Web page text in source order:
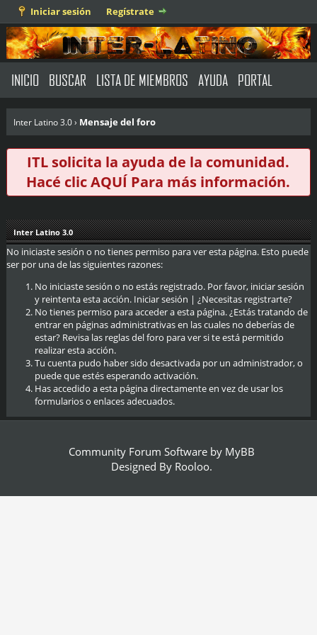
Iniciar sesión Regístrate
INICIO BUSCAR LISTA DE MIEMBROS AYUDA PORTAL
Inter Latino 3.0› Mensaje del foro
ITL solicita la ayuda de la comunidad.
Hacé clicAQUÍ Para más información.
Inter Latino 3.0
No iniciaste sesión o no tienes permiso para ver esta página. Esto puede
ser por una de las siguientes razones:
No iniciaste sesión o no estás registrado. Por favor, iniciar sesión
y reintenta esta acción. Iniciar sesión | ¿Necesitas registrarte?
No tienes permiso para acceder a esta página. ¿Estás tratando de
entrar en páginas administrativas en las cuales no deberías de
estar? Revisa las reglas del foro para ver si te está permitido
realizar esta acción.
Tu cuenta pudo haber sido desactivada por un administrador, o
puede que estés esperando activación.
Has accedido a esta página directamente en vez de usar los
formularios o enlaces adecuados.
Community Forum Software by MyBB
Designed By Rooloo.